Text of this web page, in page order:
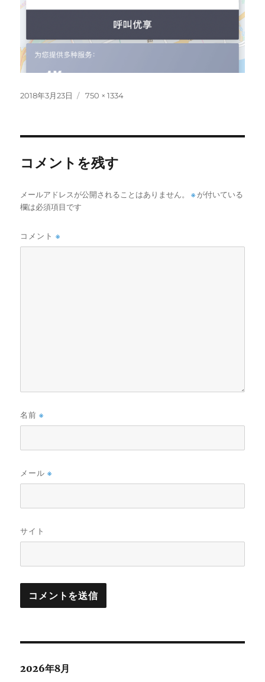
投
2018年3月23日
フ
750 × 1334
コメントを残す
メールアドレスが公開されることはありません。 ※ が付いている
欄は必須項目です
コメント※
名前※
メール※
サイト
2026年8月